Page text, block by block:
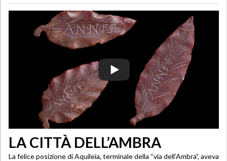
LA CITTÀ DELL’AMBRA
La felice posizione di Aquileia, terminale della “via dell’Ambra”, aveva